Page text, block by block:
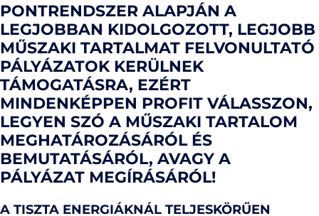
PONTRENDSZER ALAPJÁN A
LEGJOBBAN KIDOLGOZOTT, LEGJOBB
MŰSZAKI TARTALMAT FELVONULTATÓ
PÁLYÁZATOK KERÜLNEK
TÁMOGATÁSRA, EZÉRT
MINDENKÉPPEN PROFIT VÁLASSZON,
LEGYEN SZÓ A MŰSZAKI TARTALOM
MEGHATÁROZÁSÁRÓL ÉS
BEMUTATÁSÁRÓL, AVAGY A
PÁLYÁZAT MEGÍRÁSÁRÓL!
A TISZTA ENERGIÁKNÁL TELJESKÖRŰEN